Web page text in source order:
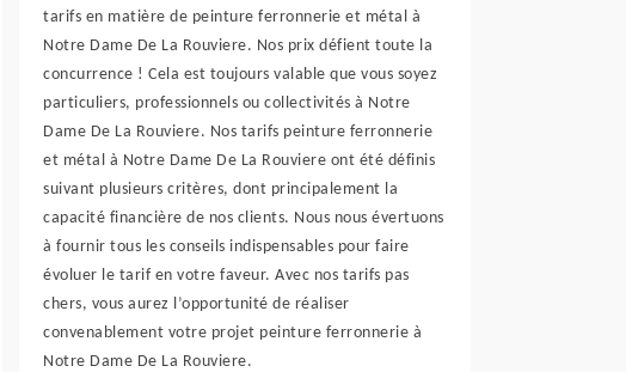
tarifs en matière de peinture ferronnerie et métal à
Notre Dame De La Rouviere. Nos prix défient toute la
concurrence ! Cela est toujours valable que vous soyez
particuliers, professionnels ou collectivités à Notre
Dame De La Rouviere. Nos tarifs peinture ferronnerie
et métal à Notre Dame De La Rouviere ont été définis
suivant plusieurs critères, dont principalement la
capacité financière de nos clients. Nous nous évertuons
à fournir tous les conseils indispensables pour faire
évoluer le tarif en votre faveur. Avec nos tarifs pas
chers, vous aurez l’opportunité de réaliser
convenablement votre projet peinture ferronnerie à
Notre Dame De La Rouviere.